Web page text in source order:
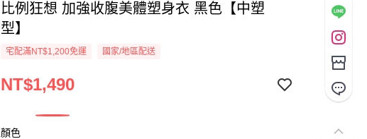
比例狂想 加強收腹美體塑身衣 黑色【中塑
型】
宅配滿NT$1,200免運 國家/地區配送
NT$1,490
顏色